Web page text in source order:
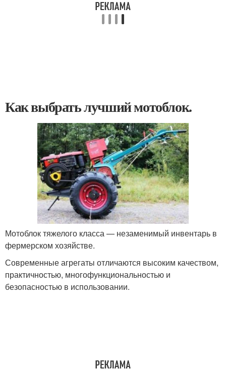
Как выбрать лучший мотоблок.
Мотоблок тяжелого класса — незаменимый инвентарь в
фермерском хозяйстве.
Современные агрегаты отличаются высоким качеством,
практичностью, многофункциональностью и
безопасностью в использовании.